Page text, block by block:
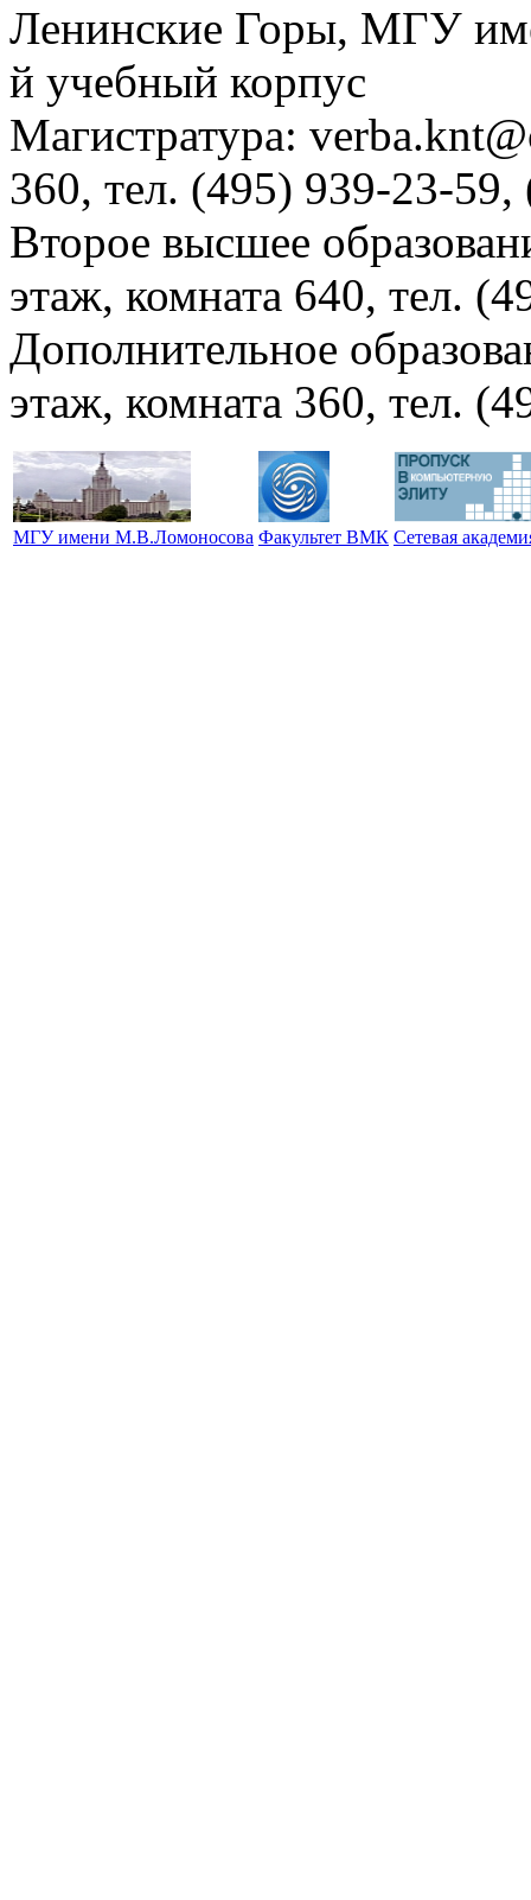
Ленинские Горы, МГУ
й учебный корпус
Магистратура:
360, тел. (495) 939-23-
Второе высшее
этаж, комната 640, тел.
Дополнительное
этаж, комната 360, тел.
МГУ имени М.В.Ломоносова Факультет ВМК Сетевая